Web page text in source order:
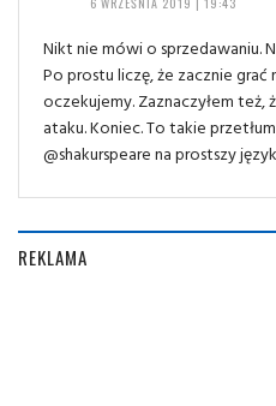
Nikt nie mówi o sprzedawaniu.
Po prostu liczę, że zacznie
oczekujemy. Zaznaczyłem
ataku. Koniec. To takie
@shakurspeare na prostszy
REKLAMA